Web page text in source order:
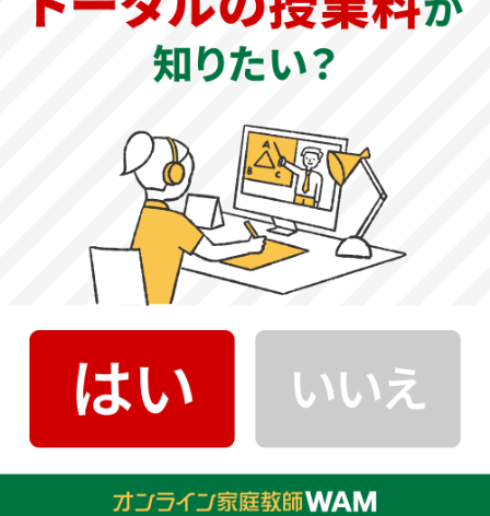
【社会福祉学部社会福祉学科】
少子高齢社会で、ますます充実が望まれる社会福祉・保
にも人間的にも優れた、より質の高い人材を輩出すること
を目的とする。
【社会福祉学部社会福祉学科社会福祉専攻】
少子高齢社会の進行により、ますます充実が望まれる社会
とする。さらに理想の福祉社会の構築のため、「福祉」の
こころを「教育」に活かす教員育成も目的とする。
【社会福祉学部社会福祉学科子ども専攻】